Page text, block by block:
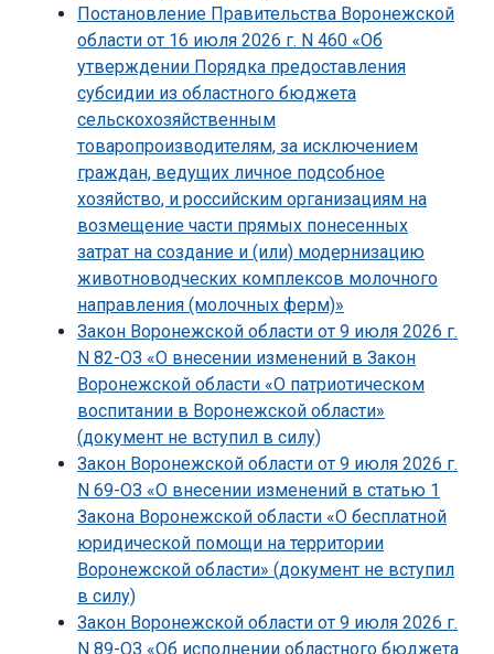
Постановление Правительства Воронежской
области от 16 июля 2026 г. N 460 «Об
утверждении Порядка предоставления
субсидии из областного бюджета
сельскохозяйственным
товаропроизводителям, за исключением
граждан, ведущих личное подсобное
хозяйство, и российским организациям на
возмещение части прямых понесенных
затрат на создание и (или) модернизацию
животноводческих комплексов молочного
направления (молочных ферм)»
Закон Воронежской области от 9 июля 2026 г.
N 82-ОЗ «О внесении изменений в Закон
Воронежской области «О патриотическом
воспитании в Воронежской области»
(документ не вступил в силу)
Закон Воронежской области от 9 июля 2026 г.
N 69-ОЗ «О внесении изменений в статью 1
Закона Воронежской области «О бесплатной
юридической помощи на территории
Воронежской области» (документ не вступил
в силу)
Закон Воронежской области от 9 июля 2026 г.
N 89-ОЗ «Об исполнении областного бюджета